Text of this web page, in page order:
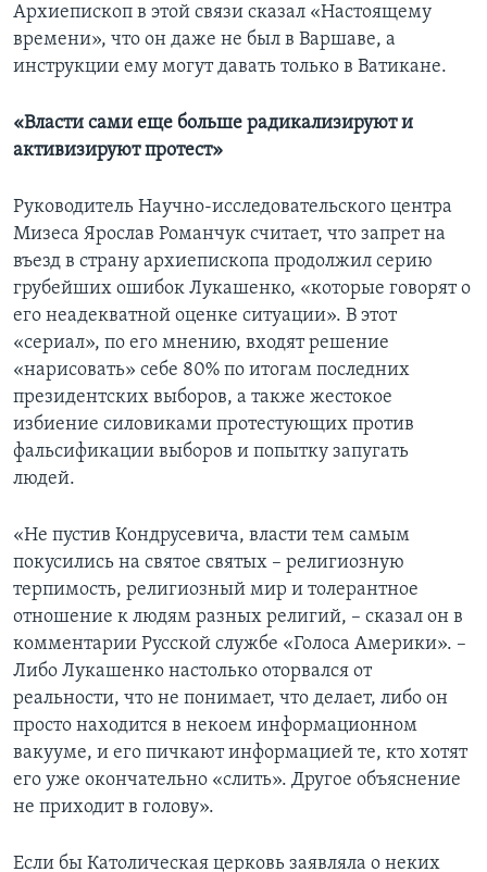
Архиепископ в этой связи сказал «Настоящему
времени», что он даже не был в Варшаве, а
инструкции ему могут давать только в Ватикане.
«Власти сами еще больше радикализируют и
активизируют протест»
Руководитель Научно-исследовательского центра
Мизеса Ярослав Романчук считает, что запрет на
въезд в страну архиепископа продолжил серию
грубейших ошибок Лукашенко, «которые говорят о
его неадекватной оценке ситуации». В этот
«сериал», по его мнению, входят решение
«нарисовать» себе 80% по итогам последних
президентских выборов, а также жестокое
избиение силовиками протестующих против
фальсификации выборов и попытку запугать
людей.
«Не пустив Кондрусевича, власти тем самым
покусились на святое святых – религиозную
терпимость, религиозный мир и толерантное
отношение к людям разных религий, – сказал он в
комментарии Русской службе «Голоса Америки». –
Либо Лукашенко настолько оторвался от
реальности, что не понимает, что делает, либо он
просто находится в некоем информационном
вакууме, и его пичкают информацией те, кто хотят
его уже окончательно «слить». Другое объяснение
не приходит в голову».
Если бы Католическая церковь заявляла о неких